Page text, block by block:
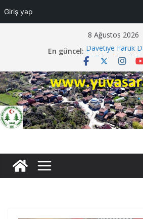
Giriş yap
8 Ağustos 2026
En güncel: Vefat Mecit
Davetiye Faruk
Düğüne Davet
Vefat Ayşe
Vefat Fazlı Sarı